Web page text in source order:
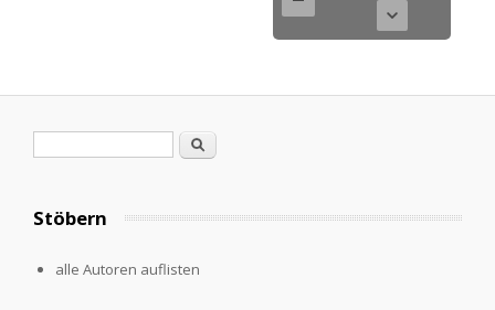
Search
Stöbern
alle Autoren auflisten